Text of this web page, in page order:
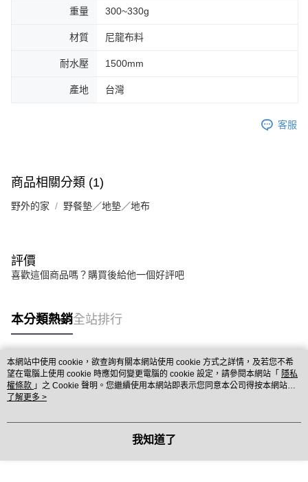
重量 300~330g
材質 尼龍布料
耐水壓 1500mm
產地 台灣
客服
商品相關分類 (1)
野外的家 野餐墊／地墊／地布
評價
喜歡這個商品嗎？購買後給他一個好評吧
本分類熱銷全站排行
熱門標籤
本網站中使用 cookie，欲查詢有關本網站使用 cookie 方式之詳情，及若您不希
望在電腦上使用 cookie 時應如何變更電腦的 cookie 設定，請參閱本網站「 隱私
權條款 」之 Cookie 聲明。您繼續使用本網站即表示您同意本公司得按本網站使
用條款之 Cookie 聲明使用 cookie。
了解更多 >
我知道了